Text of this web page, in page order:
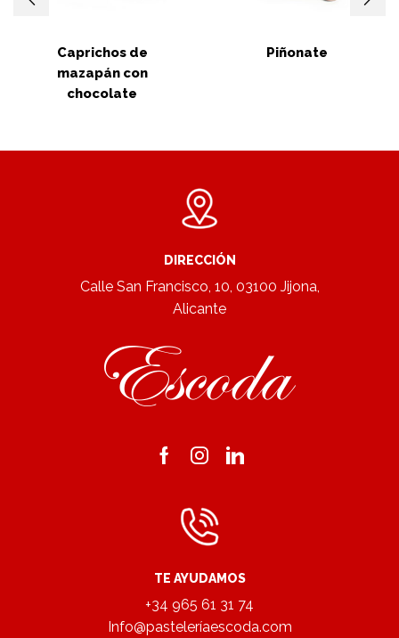
Caprichos de
mazapán con
chocolate
Piñonate
DIRECCIÓN
Calle San Francisco, 10, 03100 Jijona,
Alicante
Facebook
Instagram
Linkedin
TE AYUDAMOS
+34 965 61 31 74
Info@pasteleríaescoda.com